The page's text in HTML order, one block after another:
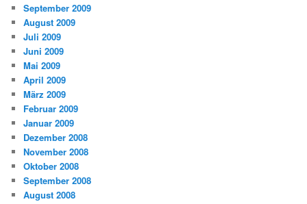
September 2009
August 2009
Juli 2009
Juni 2009
Mai 2009
April 2009
März 2009
Februar 2009
Januar 2009
Dezember 2008
November 2008
Oktober 2008
September 2008
August 2008